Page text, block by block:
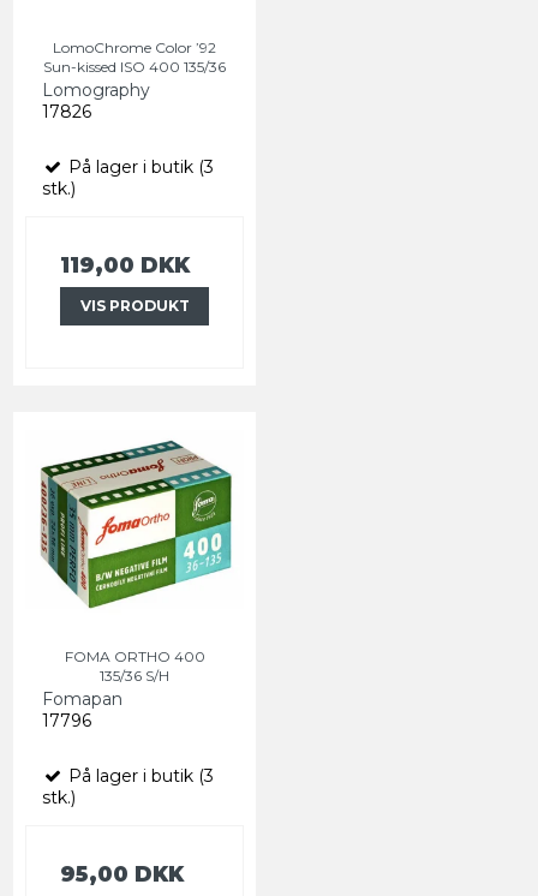
LomoChrome Color ’92
Sun-kissed ISO 400 135/36
Lomography
17826
På lager i butik (3
stk.)
119,00 DKK
VIS PRODUKT
FOMA ORTHO 400
135/36 S/H
Fomapan
17796
På lager i butik (3
stk.)
95,00 DKK